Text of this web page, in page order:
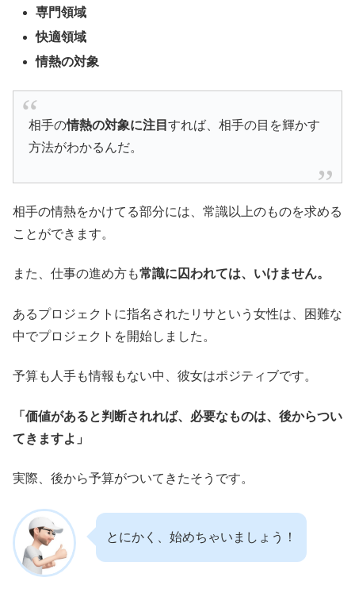
専門領域
快適領域
情熱の対象
相手の情熱の対象に注目すれば、相手の目を輝かす
方法がわかるんだ。
相手の情熱をかけてる部分には、常識以上のものを求める
ことができます。
また、仕事の進め方も常識に囚われては、いけません。
あるプロジェクトに指名されたリサという女性は、困難な
中でプロジェクトを開始しました。
予算も人手も情報もない中、彼女はポジティブです。
「価値があると判断されれば、必要なものは、後からつい
てきますよ」
実際、後から予算がついてきたそうです。
とにかく、始めちゃいましょう！